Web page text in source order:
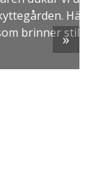
Här
stilla
»